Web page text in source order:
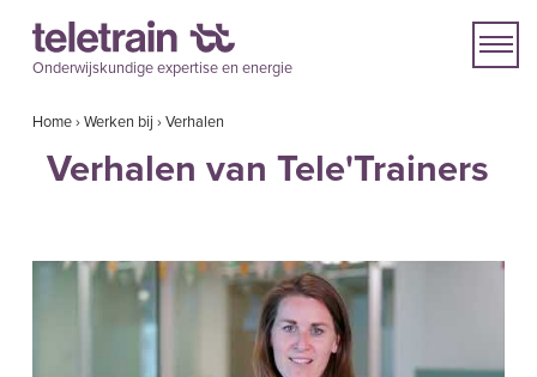
Onderwijskundige expertise en energie
Home›Werken bij ›Verhalen
Verhalen van Tele'Trainers